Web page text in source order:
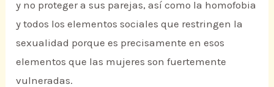
y no proteger a sus parejas, así como la homofobia
y todos los elementos sociales que restringen la
sexualidad porque es precisamente en esos
elementos que las mujeres son fuertemente
vulneradas.